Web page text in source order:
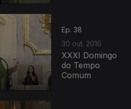
Ep. 38
30 out. 2016
XXXI Domingo
do Tempo
Comum